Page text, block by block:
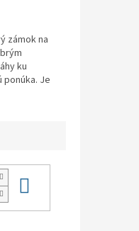
zámok na
ku
Je